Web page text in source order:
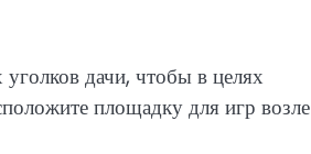
дачи, чтобы в целях
площадку для игр возле